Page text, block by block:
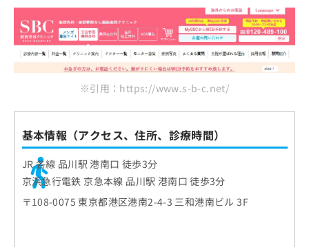
※引用：https://www.s-b-c.net/
基本情報（アクセス、住所、診療時間）
JR 各線 品川駅 港南口 徒歩3分
京浜急行電鉄 京急本線 品川駅 港南口 徒歩3分
〒108-0075 東京都港区港南2-4-3 三和港南ビル 3F